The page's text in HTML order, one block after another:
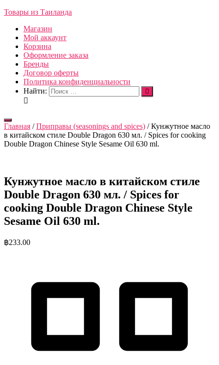
Товары из Таиланда
Магазин
Мой аккаунт
Корзина
Оформление заказа
Бренды
Договор оферты
Политика конфиденциальности
Найти:
Переключить
навигацию
Главная /Приправы (seasonings and spices) / Кунжутное масло
в китайском стиле Double Dragon 630 мл. / Spices for cooking
Double Dragon Chinese Style Sesame Oil 630 ml.
Кунжутное масло в китайском стиле
Double Dragon 630 мл. / Spices for
cooking Double Dragon Chinese Style
Sesame Oil 630 ml.
฿233.00